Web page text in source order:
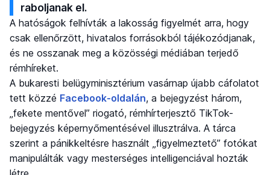
raboljanak el.
A hatóságok felhívták a lakosság figyelmét arra, hogy
csak ellenőrzött, hivatalos forrásokból tájékozódjanak,
és ne osszanak meg a közösségi médiában terjedő
rémhíreket.
A bukaresti belügyminisztérium vasárnap újabb cáfolatot
tett közzé Facebook-oldalán, a bejegyzést három,
„fekete mentővel” riogató, rémhírterjesztő TikTok-
bejegyzés képernyőmentésével illusztrálva. A tárca
szerint a pánikkeltésre használt „figyelmeztető” fotókat
manipulálták vagy mesterséges intelligenciával hozták